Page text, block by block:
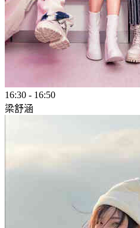
16:30 - 16:50
梁舒涵